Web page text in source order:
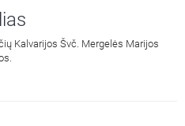
Kalvarijos Švč. Mergelės Marijos